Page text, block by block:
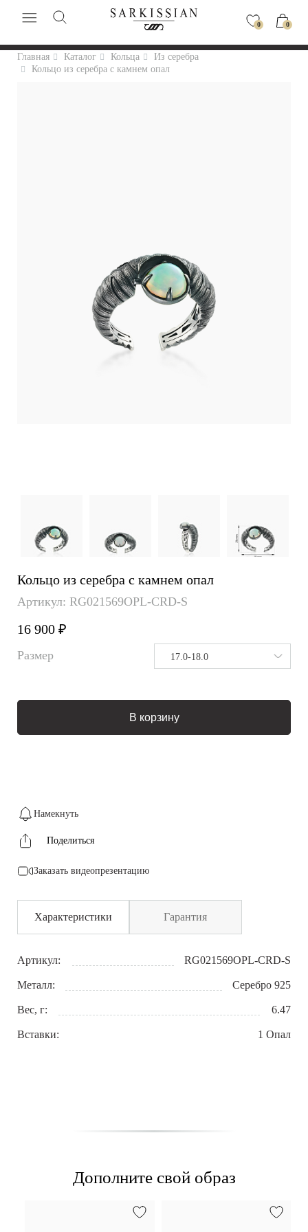
0 0
Главная Каталог Кольца
Из серебра
Кольцо из серебра с камнем опал
Кольцо из серебра с камнем опал
Артикул: RG021569OPL-CRD-S
16 900 ₽
Размер 17.0-18.0
В корзину
Намекнуть
Поделиться
Заказать видеопрезентацию
Характеристики Гарантия
Артикул: RG021569OPL-CRD-S
Металл: Серебро 925
Вес, г: 6.47
Вставки: 1 Опал
Дополните свой образ